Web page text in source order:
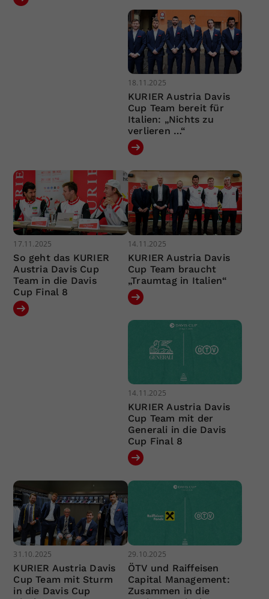
18.11.2025
KURIER Austria Davis
Cup Team bereit für
Italien: „Nichts zu
verlieren …“
17.11.2025
So geht das KURIER
Austria Davis Cup
Team in die Davis
Cup Final 8
14.11.2025
KURIER Austria Davis
Cup Team braucht
„Traumtag in Italien“
14.11.2025
KURIER Austria Davis
Cup Team mit der
Generali in die Davis
Cup Final 8
31.10.2025
KURIER Austria Davis
Cup Team mit Sturm
in die Davis Cup
29.10.2025
ÖTV und Raiffeisen
Capital Management:
Zusammen in die